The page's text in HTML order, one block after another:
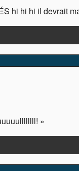
hi hi hi il devrait
»